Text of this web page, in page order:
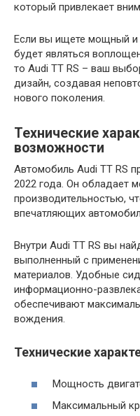
который привлекает
Если вы ищете мощный и
будет являться
то Audi TT RS – ваш
дизайн, создавая
нового поколения.
Технические
возможности
Автомобиль Audi TT RS
2022 года. Он обладает
производительностью,
впечатляющих
Внутри Audi TT RS вы
выполненный с
материалов. Удобные
информационно-
обеспечивают
вождения.
Технические
Мощность
Максимальный